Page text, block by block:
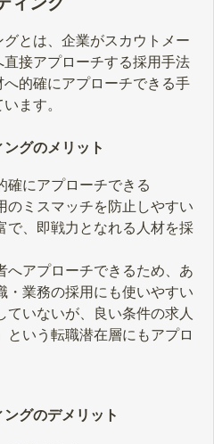
とは、企業がスカウトメー
接アプローチする採用手法
的確にアプローチできる手
ます。
グのメリット
確にアプローチできる
のミスマッチを防止しやすい
で、即戦力となれる人材を採
へアプローチできるため、あ
・業務の採用にも使いやすい
ていないが、良い条件の求人
という転職潜在層にもアプロ
グのデメリット